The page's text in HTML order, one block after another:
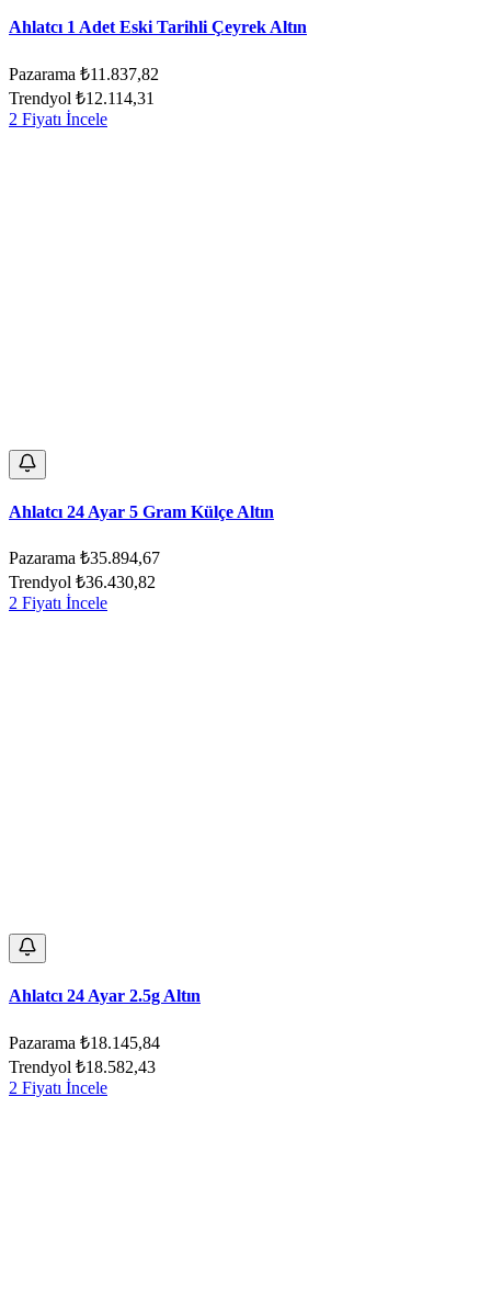
Ahlatcı 1 Adet Eski Tarihli Çeyrek Altın
Pazarama ₺11.837,82
Trendyol ₺12.114,31
2 Fiyatı İncele
Ahlatcı 24 Ayar 5 Gram Külçe Altın
Pazarama ₺35.894,67
Trendyol ₺36.430,82
2 Fiyatı İncele
Ahlatcı 24 Ayar 2.5g Altın
Pazarama ₺18.145,84
Trendyol ₺18.582,43
2 Fiyatı İncele